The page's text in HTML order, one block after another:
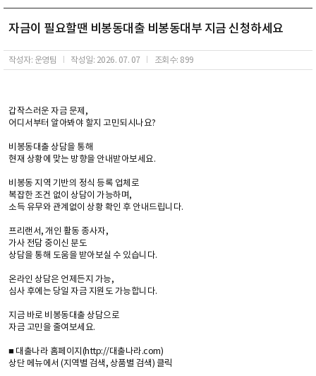
자금이 필요할땐 비봉동대출 비봉동대부 지금 신청하세요
작성자: 운영팀 작성일: 2026. 07. 07 조회수: 899
갑작스러운 자금 문제,
어디서부터 알아봐야 할지 고민되시나요?
비봉동대출 상담을 통해
현재 상황에 맞는 방향을 안내받아보세요.
비봉동 지역 기반의 정식 등록 업체로
복잡한 조건 없이 상담이 가능하며,
소득 유무와 관계없이 상황 확인 후 안내드립니다.
프리랜서, 개인 활동 종사자,
가사 전담 중이신 분도
상담을 통해 도움을 받아보실 수 있습니다.
온라인 상담은 언제든지 가능,
심사 후에는 당일 자금 지원도 가능합니다.
지금 바로 비봉동대출 상담으로
자금 고민을 줄여보세요.
■ 대출나라 홈페이지(http://대출나라.com)
상단 메뉴에서 (지역별 검색, 상품별 검색) 클릭